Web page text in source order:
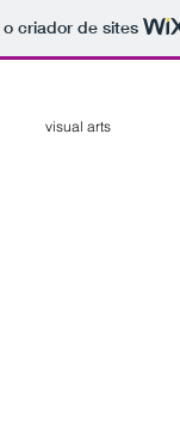
criador de sites
visual arts